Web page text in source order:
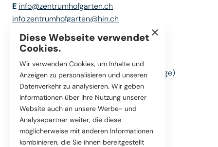
E info@zentrumhofgarten.ch
info.zentrumhofgarten@hin.ch
pflege.zentrumhofgarten@hin.ch
Öffnungszeiten Empfang
Montag bis Freitag (Ausgenommen Feiertage)
09:00 – 12:00 Uhr
13:30 – 16:30 Uhr
Pflege & Betreuung
Hotellerie
×
Diese Webseite verwendet
Cookies.
Wir verwenden Cookies, um Inhalte und
Anzeigen zu personalisieren und unseren
Datenverkehr zu analysieren. Wir geben
Informationen über Ihre Nutzung unserer
Website auch an unsere Werbe- und
Analysepartner weiter, die diese
möglicherweise mit anderen Informationen
kombinieren, die Sie ihnen bereitgestellt